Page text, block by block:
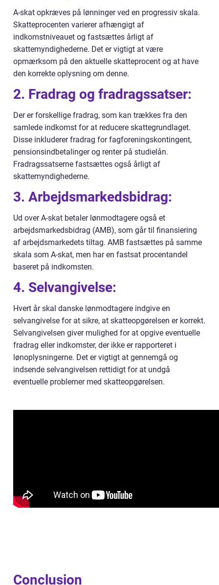
A-skat opkræves på lønninger ved en progressiv skala.
Skatteprocenten varierer afhængigt af
indkomstniveauet og fastsættes årligt af
skattemyndighederne. Det er vigtigt at være
opmærksom på den aktuelle skatteprocent og at have
den korrekte oplysning om denne.
2. Fradrag og fradragssatser:
Der er forskellige fradrag, som kan trækkes fra den
samlede indkomst for at reducere skattegrundlaget.
Disse inkluderer fradrag for fagforeningskontingent,
pensionsindbetalinger og renter på studielån.
Fradragssatserne fastsættes også årligt af
skattemyndighederne.
3. Arbejdsmarkedsbidrag:
Ud over A-skat betaler lønmodtagere også et
arbejdsmarkedsbidrag (AMB), som går til finansiering
af arbejdsmarkedets tiltag. AMB fastsættes på samme
skala som A-skat, men har en fastsat procentandel
baseret på indkomsten.
4. Selvangivelse:
Hvert år skal danske lønmodtagere indgive en
selvangivelse for at sikre, at skatteopgørelsen er korrekt.
Selvangivelsen giver mulighed for at opgive eventuelle
fradrag eller indkomster, der ikke er rapporteret i
lønoplysningerne. Det er vigtigt at gennemgå og
indsende selvangivelsen rettidigt for at undgå
eventuelle problemer med skatteopgørelsen.
Conclusion